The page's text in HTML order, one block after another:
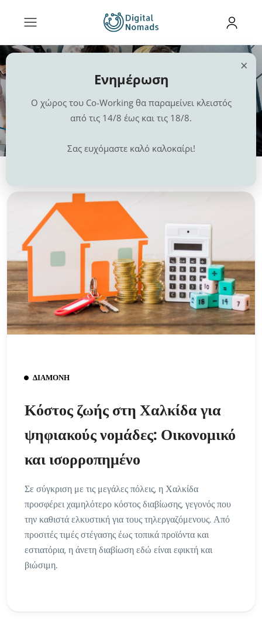
Κατηγορία:Οικονομικά
ΔΙΑΜΟΝΉ
Κόστος ζωής στη Χαλκίδα για
ψηφιακούς νομάδες: Οικονομικό
και ισορροπημένο
Σε σύγκριση με τις μεγάλες πόλεις, η Χαλκίδα
προσφέρει χαμηλότερο κόστος διαβίωσης, γεγονός που
την καθιστά ελκυστική για τους τηλεργαζόμενους. Από
προσιτές τιμές στέγασης έως τοπικά προϊόντα και
εστιατόρια, η άνετη διαβίωση εδώ είναι εφικτή και
βιώσιμη.
×
Ενημέρωση
Ο χώρος του Co-Working θα παραμείνει κλειστός
από τις 14/8 έως και τις 18/8.
Σας ευχόμαστε καλό καλοκαίρι!